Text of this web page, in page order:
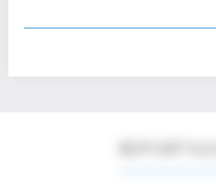
disciplined